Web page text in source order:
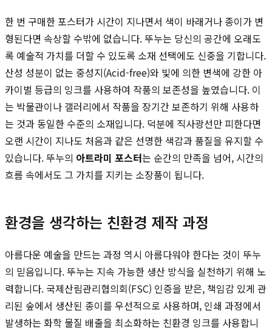
한 번 구매한 포스터가 시간이 지나면서 색이 바래거나 종이가 변
형된다면 속상할 수밖에 없습니다. 뚜누는 당신의 공간에 오래도
록 예술적 가치를 더할 수 있도록 소재 선택에도 신중을 기합니다.
산성 성분이 없는 중성지(Acid-free)와 빛에 의한 변색에 강한 아
카이벌 등급의 잉크를 사용하여 작품의 보존성을 높였습니다. 이
는 박물관이나 갤러리에서 작품을 장기간 보존하기 위해 사용하
는 것과 동일한 수준의 소재입니다. 덕분에 직사광선만 피한다면
오랜 시간이 지나도 처음과 같은 선명한 색감과 품질을 유지할 수
있습니다. 뚜누의 아트라미 포스터는 순간의 만족을 넘어, 시간의
흐름 속에서도 그 가치를 지키는 소장품이 됩니다.
환경을 생각하는 친환경 제작 과정
아름다운 예술을 만드는 과정 역시 아름다워야 한다는 것이 뚜누
의 믿음입니다. 뚜누는 지속 가능한 생산 방식을 실천하기 위해 노
력합니다. 국제산림관리협의회(FSC) 인증을 받은, 책임감 있게 관
리된 숲에서 생산된 종이를 우선적으로 사용하며, 인쇄 과정에서
발생하는 화학 물질 배출을 최소화하는 친환경 잉크를 사용합니